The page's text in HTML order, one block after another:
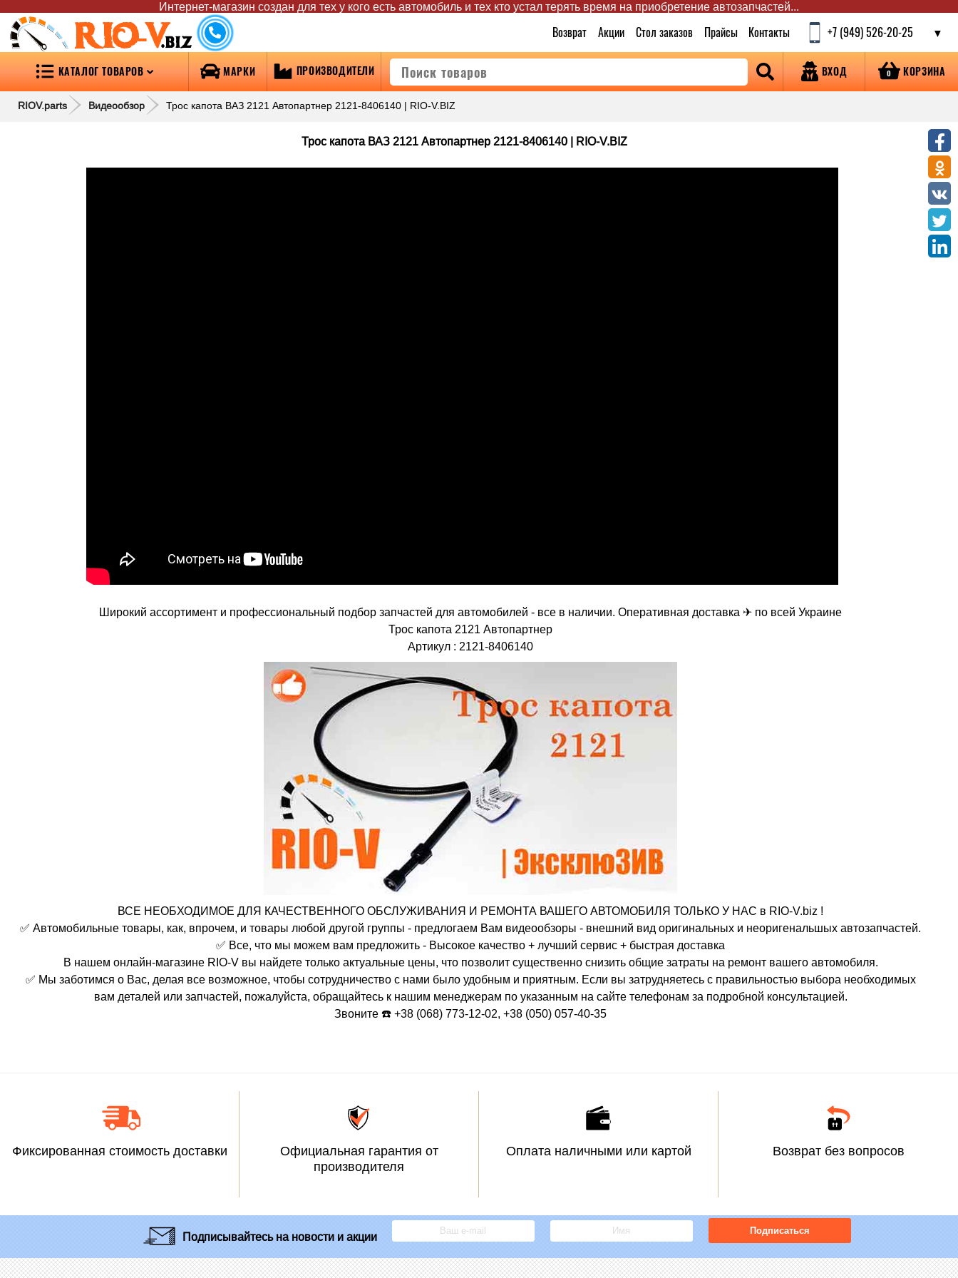
Интернет-магазин создан для тех у кого есть автомобиль и тех кто устал терять время на приобретение автозапчастей...
RIO-V.biz Возврат Акции Стол заказов Прайсы Контакты +7 (949) 526-20-25
КАТАЛОГ ТОВАРОВ МАРКИ ПРОИЗВОДИТЕЛИ ВХОД 0 КОРЗИНА
RIOV.parts Видеообзор Трос капота ВАЗ 2121 Автопартнер 2121-8406140 | RIO-V.BIZ
Трос капота ВАЗ 2121 Автопартнер 2121-8406140 | RIO-V.BIZ
Широкий ассортимент и профессиональный подбор запчастей для автомобилей - все в наличии. Оперативная доставка ✈ по всей Украине
Трос капота 2121 Автопартнер
Артикул : 2121-8406140
ВСЕ НЕОБХОДИМОЕ ДЛЯ КАЧЕСТВЕННОГО ОБСЛУЖИВАНИЯ И РЕМОНТА ВАШЕГО АВТОМОБИЛЯ ТОЛЬКО У НАС в RIO-V.biz !
✅ Автомобильные товары, как, впрочем, и товары любой другой группы - предлогаем Вам видеообзоры - внешний вид оригинальных и неоригенальшых автозапчастей.
✅ Все, что мы можем вам предложить - Высокое качество + лучший сервис + быстрая доставка
В нашем онлайн-магазине RIO-V вы найдете только актуальные цены, что позволит существенно снизить общие затраты на ремонт вашего автомобиля.
✅ Мы заботимся о Вас, делая все возможное, чтобы сотрудничество с нами было удобным и приятным. Если вы затрудняетесь с правильностью выбора необходимых
вам деталей или запчастей, пожалуйста, обращайтесь к нашим менеджерам по указанным на сайте телефонам за подробной консультацией.
Звоните ☎️ +38 (068) 773-12-02, +38 (050) 057-40-35
Фиксированная стоимость доставки
Официальная гарантия от
производителя
Оплата наличными или картой Возврат без вопросов
Подписывайтесьна новости и акции Подписаться